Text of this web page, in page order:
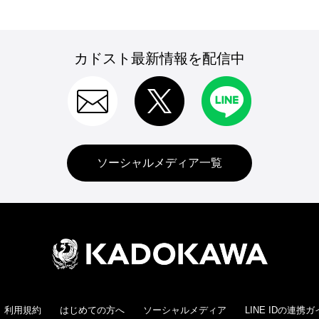
カドスト最新情報を配信中
ソーシャルメディア一覧
利用規約 はじめての方へ ソーシャルメディア LINE IDの連携ガ